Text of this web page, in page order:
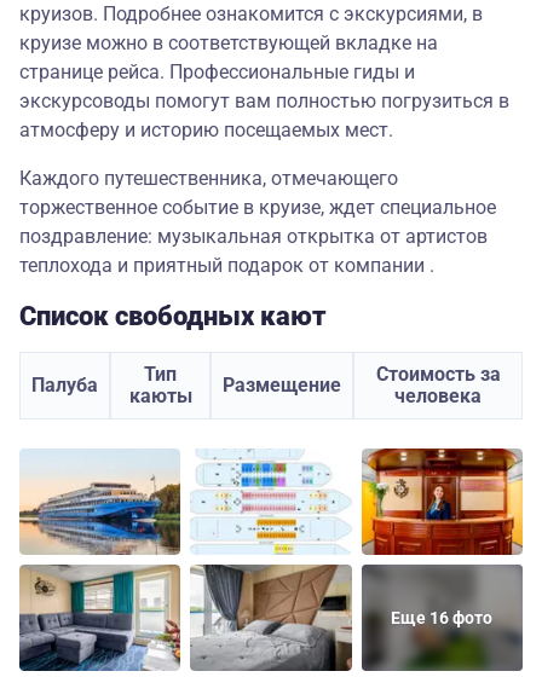
круизов. Подробнее ознакомится с экскурсиями, в
круизе можно в соответствующей вкладке на
странице рейса. Профессиональные гиды и
экскурсоводы помогут вам полностью погрузиться в
атмосферу и историю посещаемых мест.
Каждого путешественника, отмечающего
торжественное событие в круизе, ждет специальное
поздравление: музыкальная открытка от артистов
теплохода и приятный подарок от компании .
Список свободных кают
Палуба
Тип
каюты
Размещение
Стоимость за
человека
Еще 16 фото